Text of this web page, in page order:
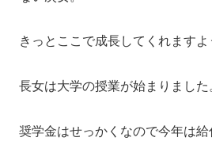
きっとここで成長してくれますよ
長女は大学の授業が始まりました
奨学金はせっかくなので今年は給